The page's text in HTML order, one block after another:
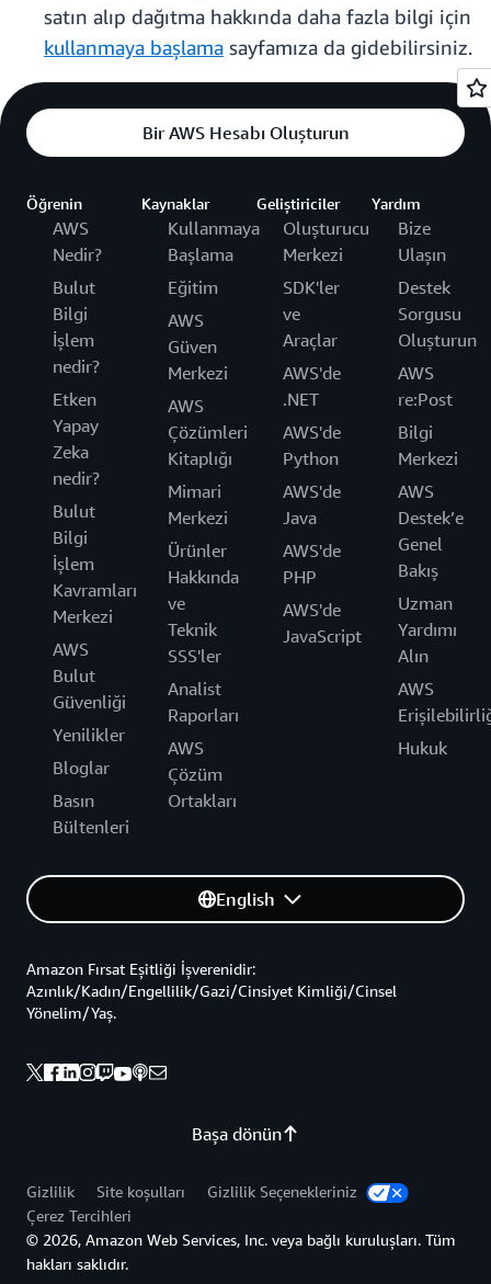
satın alıp dağıtma hakkında daha fazla bilgi için
kullanmaya başlama sayfamıza da gidebilirsiniz.
Bir AWS Hesabı Oluşturun
Öğrenin
AWS
Nedir?
Bulut
Bilgi
İşlem
nedir?
Etken
Yapay
Zeka
nedir?
Bulut
Bilgi
İşlem
Kavramları
Merkezi
AWS
Bulut
Güvenliği
Yenilikler
Bloglar
Basın
Bültenleri
Kaynaklar
Kullanmaya
Başlama
Eğitim
AWS
Güven
Merkezi
AWS
Çözümleri
Kitaplığı
Mimari
Merkezi
Ürünler
Hakkında
ve
Teknik
SSS'ler
Analist
Raporları
AWS
Çözüm
Ortakları
Geliştiriciler
Oluşturucu
Merkezi
SDK'ler
ve
Araçlar
AWS'de
.NET
AWS'de
Python
AWS'de
Java
AWS'de
PHP
AWS'de
JavaScript
Yardım
Bize
Ulaşın
Destek
Sorgusu
Oluşturun
AWS
re:Post
Bilgi
Merkezi
AWS
Destek’e
Genel
Bakış
Uzman
Yardımı
Alın
AWS
Hukuk
English
Başa dönün
Amazon Fırsat Eşitliği İşverenidir:
Azınlık/Kadın/Engellilik/Gazi/Cinsiyet Kimliği/Cinsel
Yönelim/Yaş.
Gizlilik Site koşulları
Gizlilik Seçenekleriniz
Çerez Tercihleri
© 2026, Amazon Web Services, Inc. veya bağlı kuruluşları. Tüm
hakları saklıdır.